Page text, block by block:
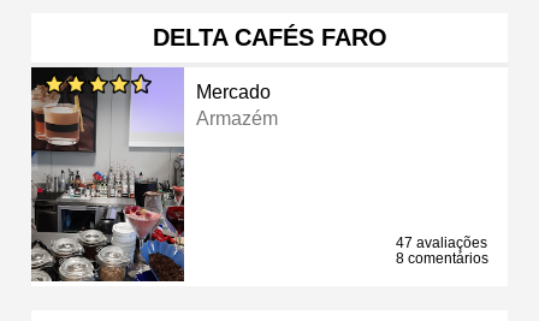
DELTA CAFÉS FARO
Mercado
Armazém
47 avaliações
8 comentários